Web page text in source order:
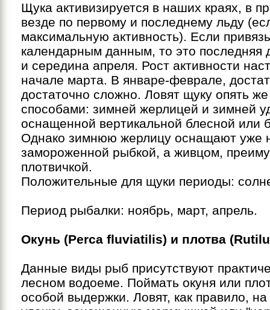
Щука активизируется в наших краях, в
везде по первому и последнему льду
максимальную активность). Если
календарным данным, то это последняя
и середина апреля. Рост активности
начале марта. В январе-феврале,
достаточно сложно. Ловят щуку опять
способами: зимней жерлицей и зимней
оснащенной вертикальной блесной или
Однако зимнюю жерлицу оснащают уже
замороженной рыбкой, а живцом,
плотвичкой.
Положительные для щуки периоды:
Период рыбалки: ноябрь, март, апрель.
Окунь (Perca fluviatilis) и плотва
Данные виды рыб присутствуют
лесном водоеме. Поймать окуня или
особой выдержки. Ловят, как правило,